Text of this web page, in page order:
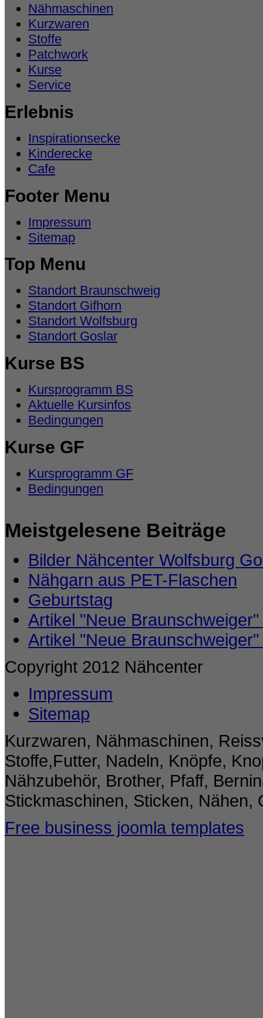
Nähmaschinen
Kurzwaren
Stoffe
Patchwork
Kurse
Service
Erlebnis
Inspirationsecke
Kinderecke
Cafe
Footer Menu
Impressum
Sitemap
Top Menu
Standort Braunschweig
Standort Gifhorn
Standort Wolfsburg
Standort Goslar
Kurse BS
Kursprogramm BS
Aktuelle Kursinfos
Bedingungen
Kurse GF
Kursprogramm GF
Bedingungen
Meistgelesene Beiträge
Bilder Nähcenter Wolfsburg
Nähgarn aus PET-Flaschen
Geburtstag
Artikel "Neue
Artikel "Neue
Copyright 2012 Nähcenter
Impressum
Sitemap
Kurzwaren, Nähmaschinen,
Stoffe,Futter, Nadeln, Knöpfe,
Nähzubehör, Brother, Pfaff,
Stickmaschinen, Sticken, Nähen,
Free business joomla templates